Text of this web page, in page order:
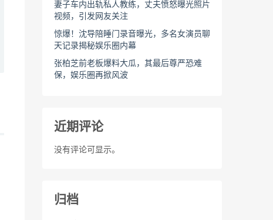
妻子车内出轨私人教练，丈夫愤怒曝光照片
视频，引发网友关注
惊爆！沈导陪睡门录音曝光，多名女演员聊
天记录揭秘娱乐圈内幕
张柏芝前老板爆料大瓜，其最后尊严恐难
保，娱乐圈再掀风波
近期评论
没有评论可显示。
归档